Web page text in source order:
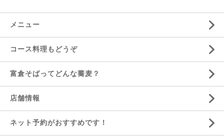
メニュー
コース料理もどうぞ
富倉そばってどんな蕎麦？
店舗情報
ネット予約がおすすめです！